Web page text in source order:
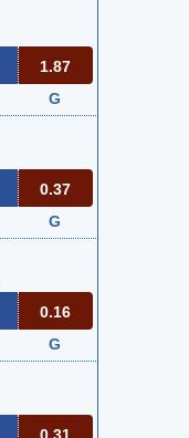
1.87
G
0.37
G
0.16
G